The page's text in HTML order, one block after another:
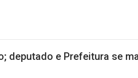
deputado e Prefeitura se